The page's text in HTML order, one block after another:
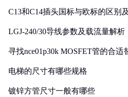
C13和C14插头国标与欧标的区别
LGJ-240/30导线参数及载流量解析
寻找nce01p30k MOSFET管的合适
电梯的尺寸有哪些规格
镀锌方管尺寸一般有哪些